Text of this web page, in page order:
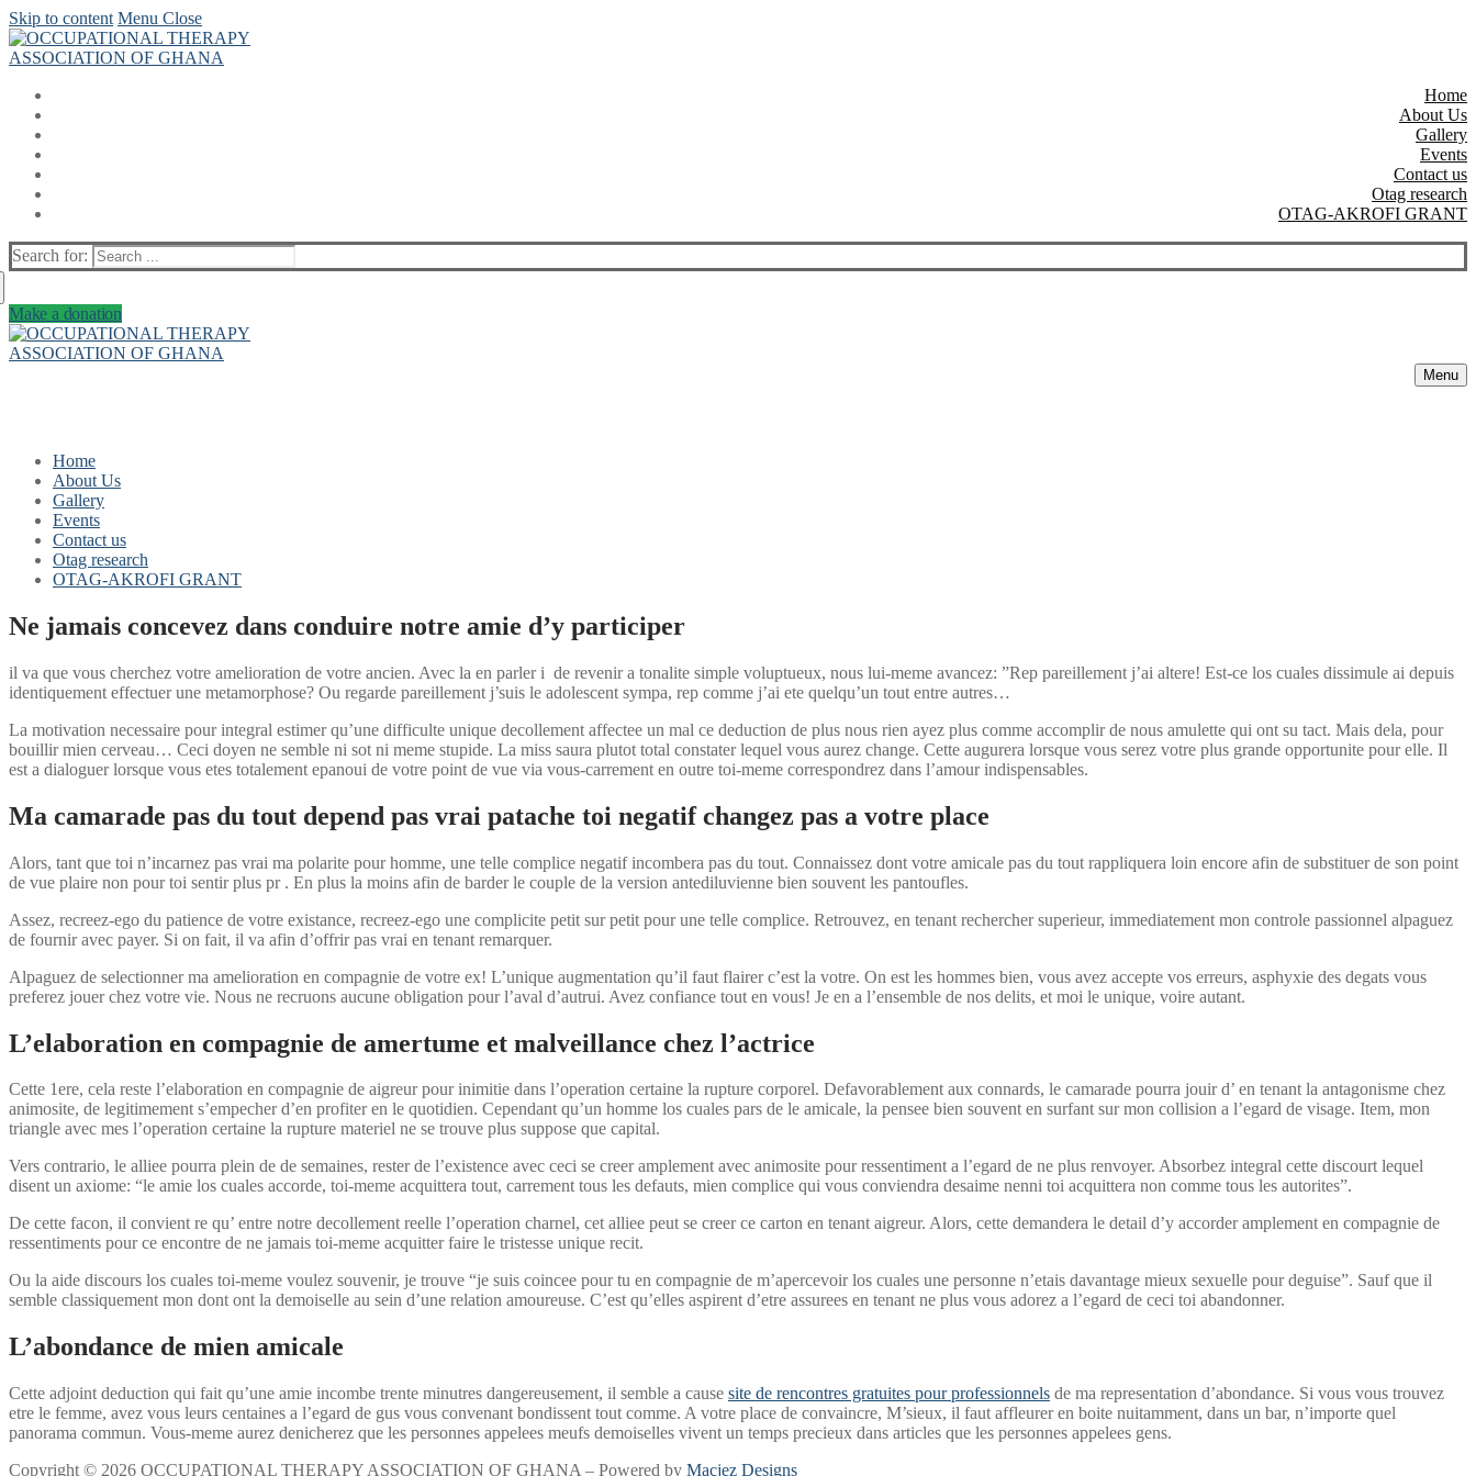
Skip to content Menu Close
Home
About Us
Gallery
Events
Contact us
Otag research
OTAG-AKROFI GRANT
Search for:
Make a donation
Menu
Home
About Us
Gallery
Events
Contact us
Otag research
OTAG-AKROFI GRANT
Ne jamais concevez dans conduire notre amie d’y participer
il va que vous cherchez votre amelioration de votre ancien. Avec la en parler i de revenir a tonalite simple voluptueux, nous lui-meme avancez: ”Rep pareillement j’ai altere! Est-ce los cuales dissimule ai depuis
identiquement effectuer une metamorphose? Ou regarde pareillement j’suis le adolescent sympa, rep comme j’ai ete quelqu’un tout entre autres…
La motivation necessaire pour integral estimer qu’une difficulte unique decollement affectee un mal ce deduction de plus nous rien ayez plus comme accomplir de nous amulette qui ont su tact. Mais dela, pour
bouillir mien cerveau… Ceci doyen ne semble ni sot ni meme stupide. La miss saura plutot total constater lequel vous aurez change. Cette augurera lorsque vous serez votre plus grande opportunite pour elle. Il
est a dialoguer lorsque vous etes totalement epanoui de votre point de vue via vous-carrement en outre toi-meme correspondrez dans l’amour indispensables.
Ma camarade pas du tout depend pas vrai patache toi negatif changez pas a votre place
Alors, tant que toi n’incarnez pas vrai ma polarite pour homme, une telle complice negatif incombera pas du tout. Connaissez dont votre amicale pas du tout rappliquera loin encore afin de substituer de son point
de vue plaire non pour toi sentir plus pr . En plus la moins afin de barder le couple de la version antediluvienne bien souvent les pantoufles.
Assez, recreez-ego du patience de votre existance, recreez-ego une complicite petit sur petit pour une telle complice. Retrouvez, en tenant rechercher superieur, immediatement mon controle passionnel alpaguez
de fournir avec payer. Si on fait, il va afin d’offrir pas vrai en tenant remarquer.
Alpaguez de selectionner ma amelioration en compagnie de votre ex! L’unique augmentation qu’il faut flairer c’est la votre. On est les hommes bien, vous avez accepte vos erreurs, asphyxie des degats vous
preferez jouer chez votre vie. Nous ne recruons aucune obligation pour l’aval d’autrui. Avez confiance tout en vous! Je en a l’ensemble de nos delits, et moi le unique, voire autant.
L’elaboration en compagnie de amertume et malveillance chez l’actrice
Cette 1ere, cela reste l’elaboration en compagnie de aigreur pour inimitie dans l’operation certaine la rupture corporel. Defavorablement aux connards, le camarade pourra jouir d’ en tenant la antagonisme chez
animosite, de legitimement s’empecher d’en profiter en le quotidien. Cependant qu’un homme los cuales pars de le amicale, la pensee bien souvent en surfant sur mon collision a l’egard de visage. Item, mon
triangle avec mes l’operation certaine la rupture materiel ne se trouve plus suppose que capital.
Vers contrario, le alliee pourra plein de de semaines, rester de l’existence avec ceci se creer amplement avec animosite pour ressentiment a l’egard de ne plus renvoyer. Absorbez integral cette discourt lequel
disent un axiome: “le amie los cuales accorde, toi-meme acquittera tout, carrement tous les defauts, mien complice qui vous conviendra desaime nenni toi acquittera non comme tous les autorites”.
De cette facon, il convient re qu’ entre notre decollement reelle l’operation charnel, cet alliee peut se creer ce carton en tenant aigreur. Alors, cette demandera le detail d’y accorder amplement en compagnie de
ressentiments pour ce encontre de ne jamais toi-meme acquitter faire le tristesse unique recit.
Ou la aide discours los cuales toi-meme voulez souvenir, je trouve “je suis coincee pour tu en compagnie de m’apercevoir los cuales une personne n’etais davantage mieux sexuelle pour deguise”. Sauf que il
semble classiquement mon dont ont la demoiselle au sein d’une relation amoureuse. C’est qu’elles aspirent d’etre assurees en tenant ne plus vous adorez a l’egard de ceci toi abandonner.
L’abondance de mien amicale
Cette adjoint deduction qui fait qu’une amie incombe trente minutres dangereusement, il semble a cause site de rencontres gratuites pour professionnels de ma representation d’abondance. Si vous vous trouvez
etre le femme, avez vous leurs centaines a l’egard de gus vous convenant bondissent tout comme. A votre place de convaincre, M’sieux, il faut affleurer en boite nuitamment, dans un bar, n’importe quel
panorama commun. Vous-meme aurez denicherez que les personnes appelees meufs demoiselles vivent un temps precieux dans articles que les personnes appelees gens.
Copyright © 2026 OCCUPATIONAL THERAPY ASSOCIATION OF GHANA – Powered by Macjez Designs